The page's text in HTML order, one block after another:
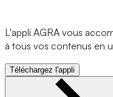
L'appli AGRA vous
à tous vos contenus en
Téléchargez l'appli